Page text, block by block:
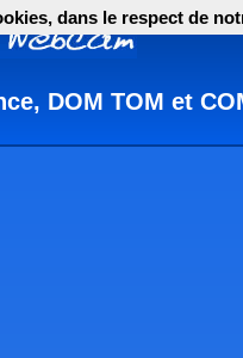
DOM TOM et
dans le respect de